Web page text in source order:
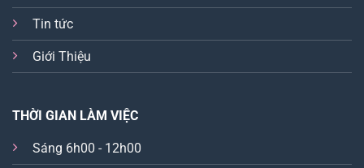
Tin tức
Giới Thiệu
THỜI GIAN LÀM VIỆC
Sáng 6h00 - 12h00